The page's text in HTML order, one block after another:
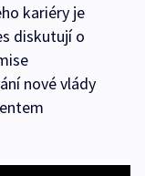
kariéry je
diskutují o
nové vlády